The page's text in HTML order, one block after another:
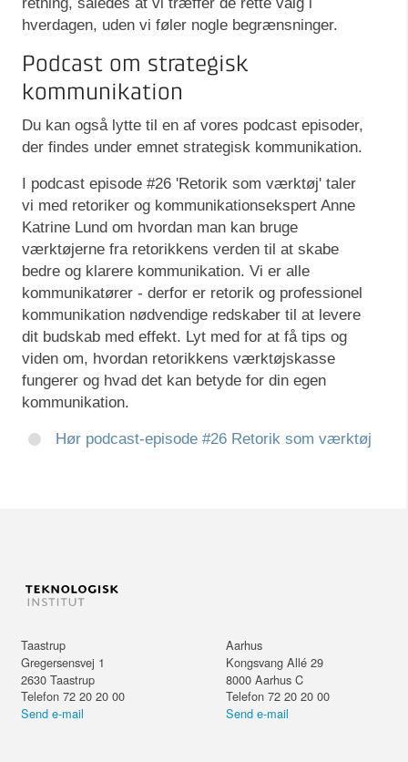
hverdagen, uden vi føler nogle begrænsninger.
Podcast om strategisk
kommunikation
Du kan også lytte til en af vores podcast episoder,
der findes under emnet strategisk kommunikation.
I podcast episode #26 'Retorik som værktøj' taler
vi med retoriker og kommunikationsekspert Anne
Katrine Lund om hvordan man kan bruge
værktøjerne fra retorikkens verden til at skabe
bedre og klarere kommunikation. Vi er alle
kommunikatører - derfor er retorik og professionel
kommunikation nødvendige redskaber til at levere
dit budskab med effekt. Lyt med for at få tips og
viden om, hvordan retorikkens værktøjskasse
fungerer og hvad det kan betyde for din egen
kommunikation.
Hør podcast-episode #26 Retorik som værktøj
Taastrup
Gregersensvej 1
2630 Taastrup
Telefon 72 20 20 00
Send e-mail
Aarhus
Kongsvang Allé 29
8000 Aarhus C
Telefon 72 20 20 00
Send e-mail